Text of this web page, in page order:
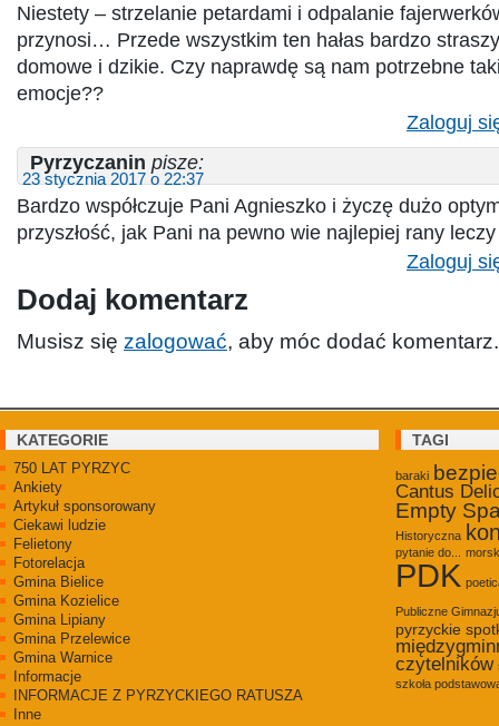
Niestety – strzelanie petardami i odpalanie
przynosi… Przede wszystkim ten hałas bardzo
domowe i dzikie. Czy naprawdę są nam potrzebne
emocje??
Zaloguj
Pyrzyczanin pisze:
23 stycznia 2017 o 22:37
Bardzo współczuje Pani Agnieszko i życzę dużo
przyszłość, jak Pani na pewno wie najlepiej rany
Zaloguj
Dodaj komentarz
Musisz się zalogować, aby móc dodać komentarz.
KATEGORIE
750 LAT PYRZYC
Ankiety
Artykuł sponsorowany
Ciekawi ludzie
Felietony
Fotorelacja
Gmina Bielice
Gmina Kozielice
Gmina Lipiany
Gmina Przelewice
Gmina Warnice
Informacje
INFORMACJE Z PYRZYCKIEGO RATUSZA
Inne
TAGI
baraki
Cantus
Empty
Historyczna
pytanie do...
PDK
Publiczne
pyrzyckie
czytelników
szkoła